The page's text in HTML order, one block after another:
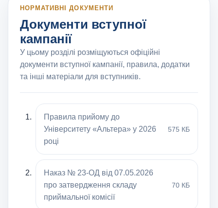
НОРМАТИВНІ ДОКУМЕНТИ
Документи вступної
кампанії
У цьому розділі розміщуються офіційні
документи вступної кампанії, правила, додатки
та інші матеріали для вступників.
Правила прийому до
Університету «Альтера» у 2026
році
575 КБ
Наказ № 23-ОД від 07.05.2026
про затвердження складу
приймальної комісії
70 КБ